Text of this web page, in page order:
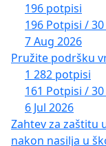
196 potpisi
196 Potpisi /
7 Aug 2026
Pružite podršku
1 282 potpisi
161 Potpisi /
6 Jul 2026
Zahtev za zaštitu
nakon nasilja u